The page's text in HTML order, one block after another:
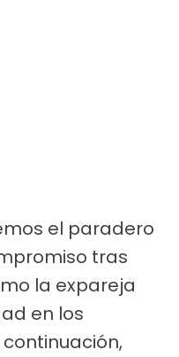
el paradero
tras
la expareja
en los